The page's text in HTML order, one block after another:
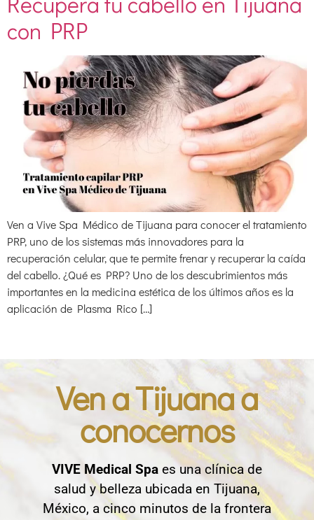
con PRP
Ven a Vive Spa Médico de Tijuana para conocer el tratamiento
PRP, uno de los sistemas más innovadores para la
recuperación celular, que te permite frenar y recuperar la caída
del cabello. ¿Qué es PRP? Uno de los descubrimientos más
importantes en la medicina estética de los últimos años es la
aplicación de Plasma Rico […]
Ven a Tijuana a
conocernos
VIVE Medical Spa es una clínica de
salud y belleza ubicada en Tijuana,
México, a cinco minutos de la frontera